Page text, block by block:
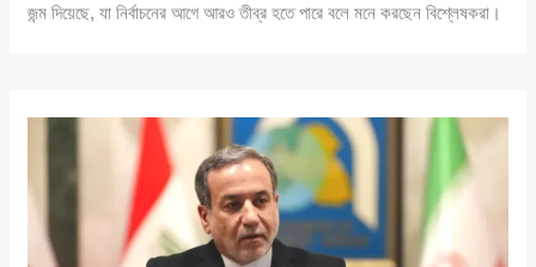
জন্ম দিয়েছে, যা নির্বাচনের আগে আরও তীব্র হতে পারে বলে মনে করছেন বিশ্লেষকরা।